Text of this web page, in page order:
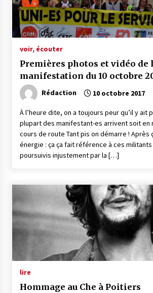
voir, écouter
Premières photos et vidéo de
manifestation du 10 octobre
Rédaction 10 octobre 2017
À l’heure dite, on a toujours peur qu’il y ait
plupart des manifestant-es arrivent soit en
cours de route Tant pis on démarre ! Après
énergie : ça ça fait référence à ces
poursuivis injustement par la […]
lire
Hommage au Che à Poitiers